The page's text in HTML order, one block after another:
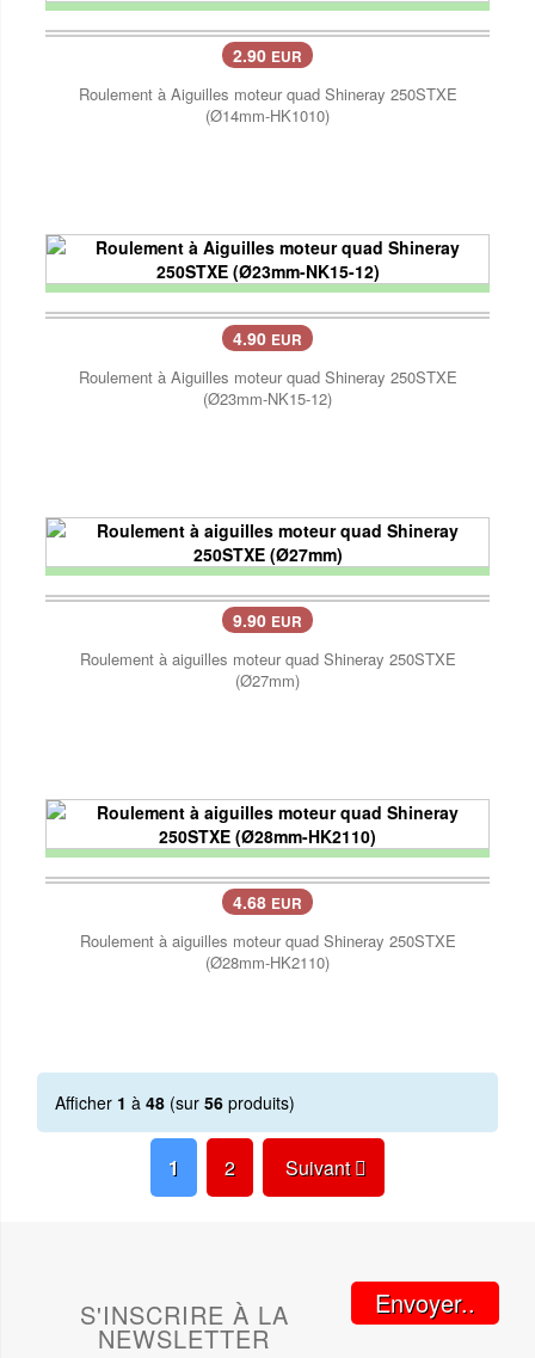
2.90 EUR
Roulement à Aiguilles moteur quad Shineray 250STXE
(Ø14mm-HK1010)
4.90 EUR
Roulement à Aiguilles moteur quad Shineray 250STXE
(Ø23mm-NK15-12)
9.90 EUR
Roulement à aiguilles moteur quad Shineray 250STXE
(Ø27mm)
4.68 EUR
Roulement à aiguilles moteur quad Shineray 250STXE
(Ø28mm-HK2110)
Afficher 1 à 48 (sur 56 produits)
1 2 Suivant
S'INSCRIRE À LA
NEWSLETTER
Envoyer..